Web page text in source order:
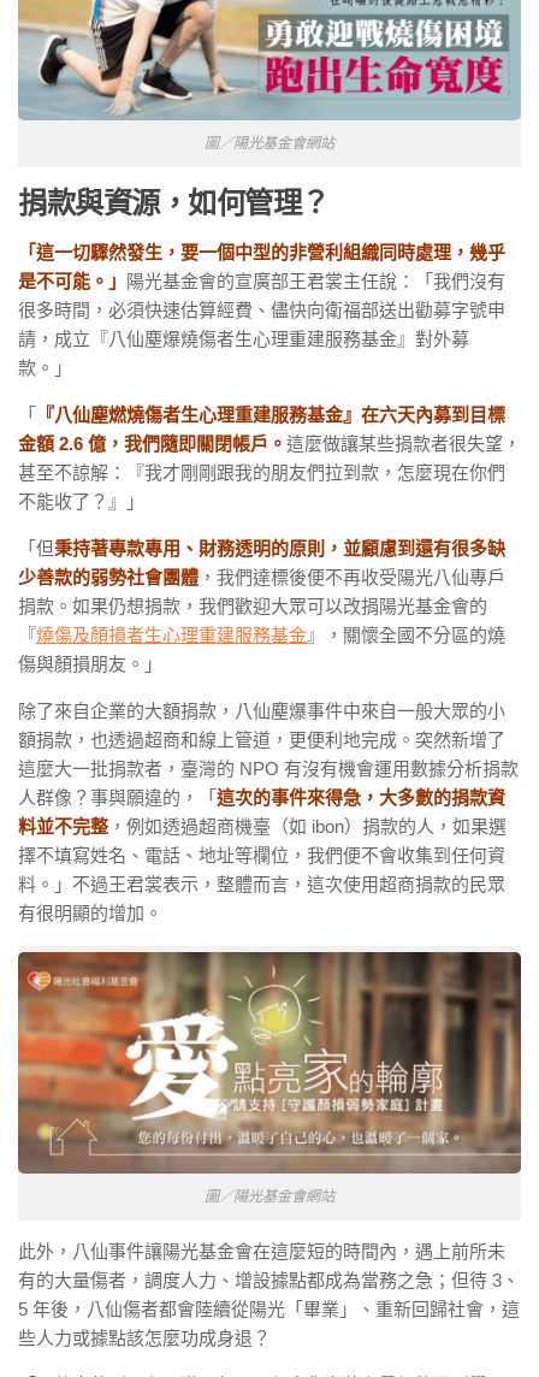
圖／陽光基金會網站
捐款與資源，如何管理？
「這一切驟然發生，要一個中型的非營利組織同時處理，幾乎
是不可能。」
陽光基金會的宣廣部王君裳主任說：「我們沒有
很多時間，必須快速估算經費、儘快向衛福部送出勸募字號申
請，成立『八仙塵爆燒傷者生心理重建服務基金』對外募
款。」
「
『八仙塵燃燒傷者生心理重建服務基金』在六天內募到目標
金額 2.6 億，我們隨即關閉帳戶。 這麼做讓某些捐款者很失望，
甚至不諒解：『我才剛剛跟我的朋友們拉到款，怎麼現在你們
不能收了？』」
「但秉持著專款專用、財務透明的原則，並顧慮到還有很多缺
少善款的弱勢社會團體 ，我們達標後便不再收受陽光八仙專戶
捐款。如果仍想捐款，我們歡迎大眾可以改捐陽光基金會的
『燒傷及顏損者生心理重建服務基金』，關懷全國不分區的燒
傷與顏損朋友。」
除了來自企業的大額捐款，八仙塵爆事件中來自一般大眾的小
額捐款，也透過超商和線上管道，更便利地完成。突然新增了
這麼大一批捐款者，臺灣的 NPO 有沒有機會運用數據分析捐款
人群像？事與願違的，「 這次的事件來得急，大多數的捐款資
料並不完整 ，例如透過超商機臺（如 ibon）捐款的人，如果選
擇不填寫姓名、電話、地址等欄位，我們便不會收集到任何資
料。」不過王君裳表示，整體而言，這次使用超商捐款的民眾
有很明顯的增加。
圖／陽光基金會網站
此外，八仙事件讓陽光基金會在這麼短的時間內，遇上前所未
有的大量傷者，調度人力、增設據點都成為當務之急；但待 3、
5 年後，八仙傷者都會陸續從陽光「畢業」、重新回歸社會，這
些人力或據點該怎麼功成身退？